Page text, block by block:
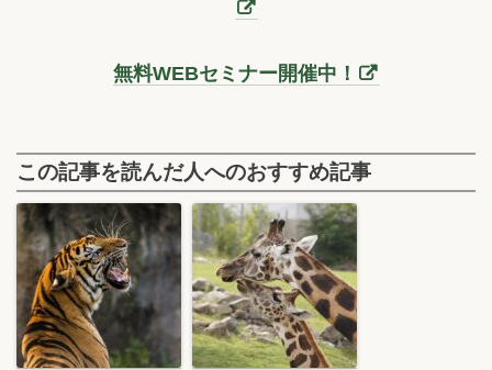
無料WEBセミナー開催中！
この記事を読んだ人へのおすすめ記事